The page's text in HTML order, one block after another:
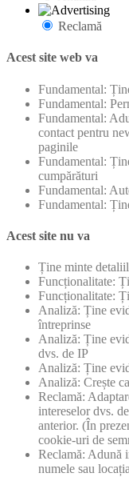
Reclamă
Acest site web va
Fundamental:
Fundamental:
Fundamental:
contact pentru
paginile
Fundamental:
cumpărături
Fundamental:
Fundamental:
Acest site nu va
Ține minte
Funcționalitate:
Funcționalitate:
Analiză: Ține
întreprinse
Analiză: Ține
dvs. de IP
Analiză: Ține
Analiză: Crește
Reclamă:
intereselor dvs.
anterior. (În
cookie-uri de
Reclamă: Adună
numele sau locația